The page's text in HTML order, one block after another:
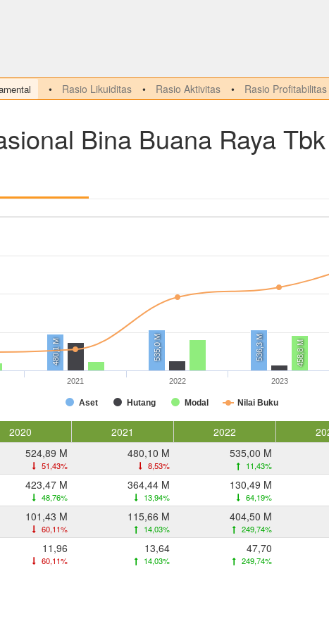
Rasio Likuiditas Rasio Aktivitas Rasio Profitabilitas
Bina Buana Raya Tbk
480,1 M 535,0 M 536,3 M 458,8 M
Aset Hutang Modal Nilai Buku
2021 2022 2023
2020 2021 2022
524,89 M
51,43%
480,10 M
8,53%
535,00 M
11,43%
423,47 M
48,76%
364,44 M
13,94%
130,49 M
64,19%
101,43 M
60,11%
115,66 M
14,03%
404,50 M
249,74%
11,96
60,11%
13,64
14,03%
47,70
249,74%